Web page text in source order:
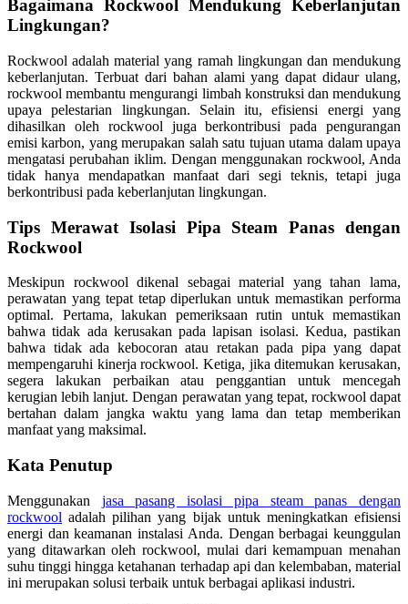
Bagaimana Rockwool Mendukung Keberlanjutan
Lingkungan?
Rockwool adalah material yang ramah lingkungan dan mendukung
keberlanjutan. Terbuat dari bahan alami yang dapat didaur ulang,
rockwool membantu mengurangi limbah konstruksi dan mendukung
upaya pelestarian lingkungan. Selain itu, efisiensi energi yang
dihasilkan oleh rockwool juga berkontribusi pada pengurangan
emisi karbon, yang merupakan salah satu tujuan utama dalam upaya
mengatasi perubahan iklim. Dengan menggunakan rockwool, Anda
tidak hanya mendapatkan manfaat dari segi teknis, tetapi juga
berkontribusi pada keberlanjutan lingkungan.
Tips Merawat Isolasi Pipa Steam Panas dengan
Rockwool
Meskipun rockwool dikenal sebagai material yang tahan lama,
perawatan yang tepat tetap diperlukan untuk memastikan performa
optimal. Pertama, lakukan pemeriksaan rutin untuk memastikan
bahwa tidak ada kerusakan pada lapisan isolasi. Kedua, pastikan
bahwa tidak ada kebocoran atau retakan pada pipa yang dapat
mempengaruhi kinerja rockwool. Ketiga, jika ditemukan kerusakan,
segera lakukan perbaikan atau penggantian untuk mencegah
kerugian lebih lanjut. Dengan perawatan yang tepat, rockwool dapat
bertahan dalam jangka waktu yang lama dan tetap memberikan
manfaat yang maksimal.
Kata Penutup
Menggunakan jasa pasang isolasi pipa steam panas dengan
rockwool adalah pilihan yang bijak untuk meningkatkan efisiensi
energi dan keamanan instalasi Anda. Dengan berbagai keunggulan
yang ditawarkan oleh rockwool, mulai dari kemampuan menahan
suhu tinggi hingga ketahanan terhadap api dan kelembaban, material
ini merupakan solusi terbaik untuk berbagai aplikasi industri.